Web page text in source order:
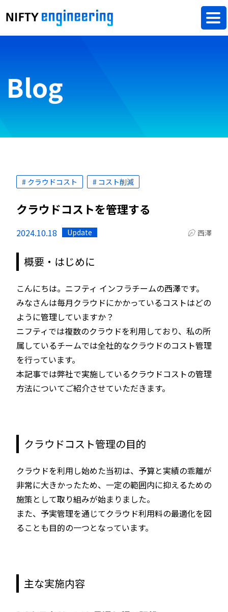
Blog
# クラウドコスト # コスト削減
クラウドコストを管理する
2024.10.18 Update 西澤
概要・はじめに
こんにちは。ニフティ インフラチームの西澤です。
みなさんは毎月クラウドにかかっているコストはどの
ように管理していますか？
ニフティでは複数のクラウドを利用しており、私の所
属しているチームでは全社的なクラウドのコスト管理
を行っています。
本記事では弊社で実施しているクラウドコストの管理
方法についてご紹介させていただきます。
クラウドコスト管理の目的
クラウドを利用し始めた当初は、予算と実績の乖離が
非常に大きかったため、一定の範囲内に抑えるための
施策として取り組みが始まりました。
また、予実管理を通じてクラウド利用料の最適化を図
ることも目的の一つとなっています。
主な実施内容